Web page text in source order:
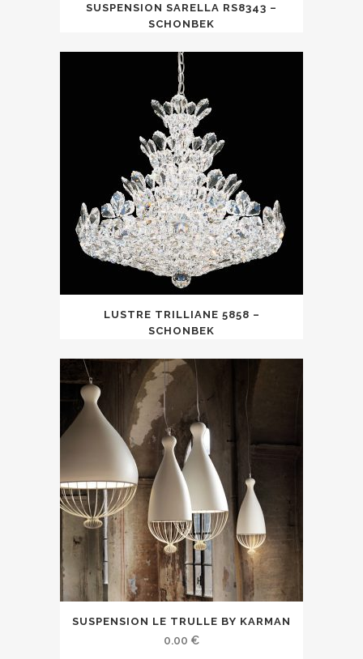
SUSPENSION SARELLA RS8343 –
SCHONBEK
LUSTRE TRILLIANE 5858 –
SCHONBEK
SUSPENSION LE TRULLE BY KARMAN
0.00 €